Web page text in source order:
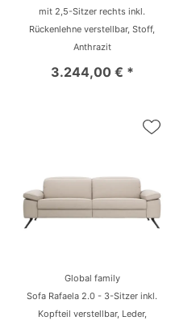
mit 2,5-Sitzer rechts inkl.
Rückenlehne verstellbar, Stoff,
Anthrazit
3.244,00 € *
Global family
Sofa Rafaela 2.0 - 3-Sitzer inkl.
Kopfteil verstellbar, Leder,